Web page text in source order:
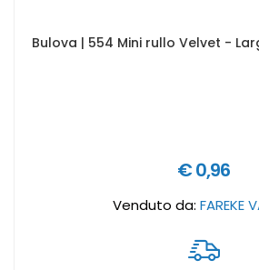
Bulova | 554 Mini rullo Velvet -
€ 0,96
Venduto da: FAREKE